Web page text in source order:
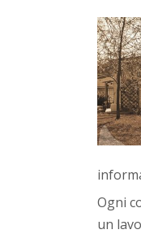
Ogni
un